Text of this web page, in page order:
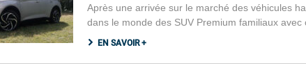
Après une arrivée sur le marché des véhicules
dans le monde des SUV Premium familiaux avec
EN SAVOIR +